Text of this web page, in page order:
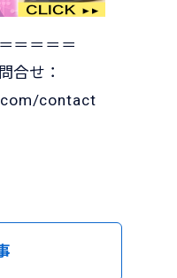
＝＝＝＝
合せ：
contact